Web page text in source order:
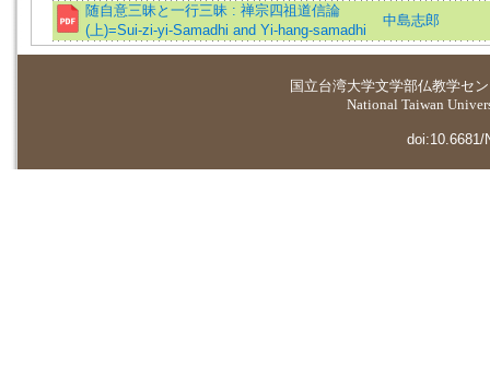
随自意三昧と一行三昧 : 禅宗四祖道信論
(上)=Sui-zi-yi-Samadhi and Yi-hang-samadhi
中島志郎
国立台湾大学文学部仏教学セ
National Taiwan
doi:10.6681/